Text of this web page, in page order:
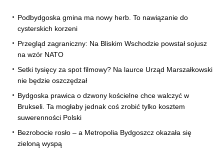
Podbydgoska gmina ma nowy herb. To nawiązanie do
cysterskich korzeni
Przegląd zagraniczny: Na Bliskim Wschodzie powstał sojusz
na wzór NATO
Setki tysięcy za spot filmowy? Na laurce Urząd Marszałkowski
nie będzie oszczędzał
Bydgoska prawica o dzwony kościelne chce walczyć w
Brukseli. Ta mogłaby jednak coś zrobić tylko kosztem
suwerenności Polski
Bezrobocie rosło – a Metropolia Bydgoszcz okazała się
zieloną wyspą